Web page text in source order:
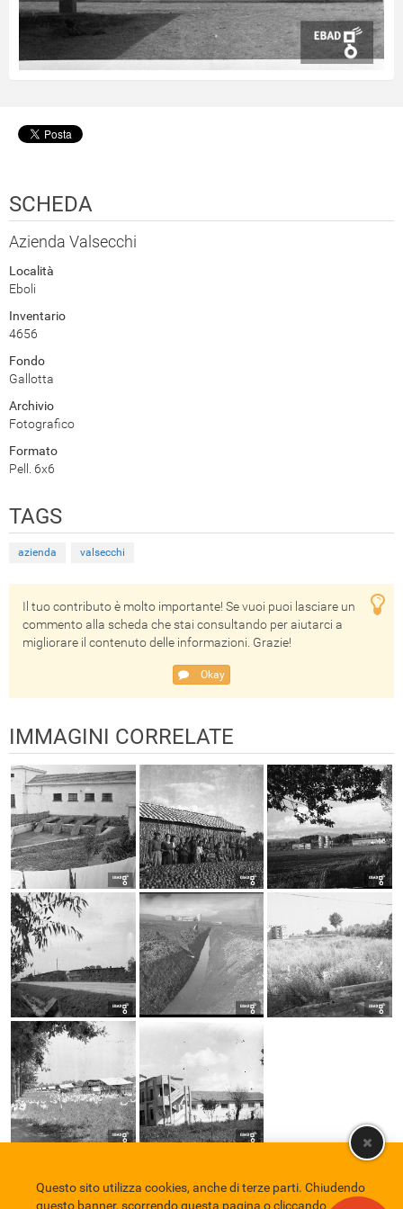
SCHEDA
Azienda Valsecchi
Località
Eboli
Inventario
4656
Fondo
Gallotta
Archivio
Fotografico
Formato
Pell. 6x6
TAGS
azienda valsecchi
Il tuo contributo è molto importante! Se vuoi puoi lasciare un
commento alla scheda che stai consultando per aiutarci a
migliorare il contenuto delle informazioni. Grazie!
Okay
IMMAGINI CORRELATE
Comune di Eboli Servizio Bibliotecario Nazionale Privacy policy
Questo sito utilizza cookies, anche di terze parti. Chiudendo
questo banner, scorrendo questa pagina o cliccando